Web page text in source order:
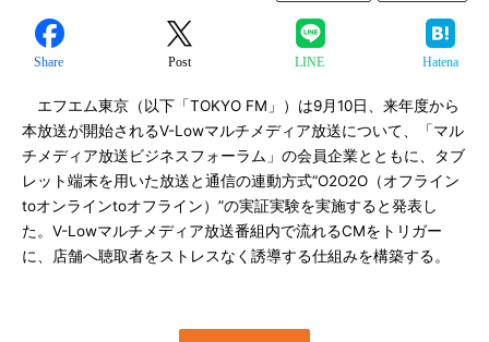
Share Post LINE Hatena
エフエム東京（以下「TOKYO FM」）は9月10日、来年度から
本放送が開始されるV-Lowマルチメディア放送について、「マル
チメディア放送ビジネスフォーラム」の会員企業とともに、タブ
レット端末を用いた放送と通信の連動方式“O2O2O（オフライン
toオンラインtoオフライン）”の実証実験を実施すると発表し
た。V-Lowマルチメディア放送番組内で流れるCMをトリガー
に、店舗へ聴取者をストレスなく誘導する仕組みを構築する。